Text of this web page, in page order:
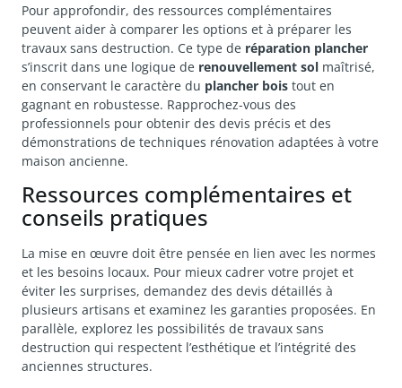
Pour approfondir, des ressources complémentaires
peuvent aider à comparer les options et à préparer les
travaux sans destruction. Ce type de réparation plancher
s’inscrit dans une logique de renouvellement sol maîtrisé,
en conservant le caractère du plancher bois tout en
gagnant en robustesse. Rapprochez-vous des
professionnels pour obtenir des devis précis et des
démonstrations de techniques rénovation adaptées à votre
maison ancienne.
Ressources complémentaires et
conseils pratiques
La mise en œuvre doit être pensée en lien avec les normes
et les besoins locaux. Pour mieux cadrer votre projet et
éviter les surprises, demandez des devis détaillés à
plusieurs artisans et examinez les garanties proposées. En
parallèle, explorez les possibilités de travaux sans
destruction qui respectent l’esthétique et l’intégrité des
anciennes structures.